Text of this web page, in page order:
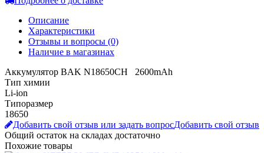
Характеристики
Отзывы и вопросы
Наличие в магазинах
Тип химии
Li-ion
Типоразмер
18650
Добавить свой отзыв или задать вопрос
Общий остаток на складахдостаточно
Похожие товары